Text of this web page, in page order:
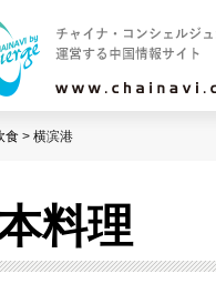
食 > 横滨港
料理